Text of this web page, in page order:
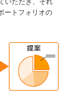
ートフォリオの